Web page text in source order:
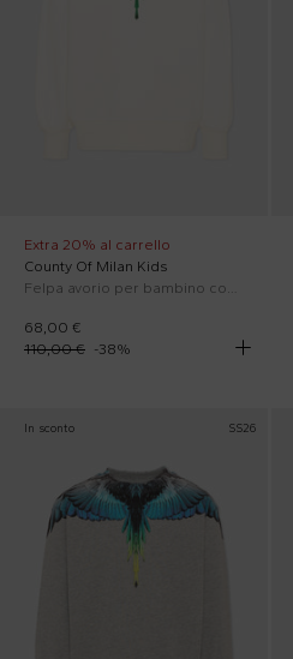
Extra 20% al carrello
County Of Milan Kids
68,00 €
110,00 € -38%
In sconto SS26